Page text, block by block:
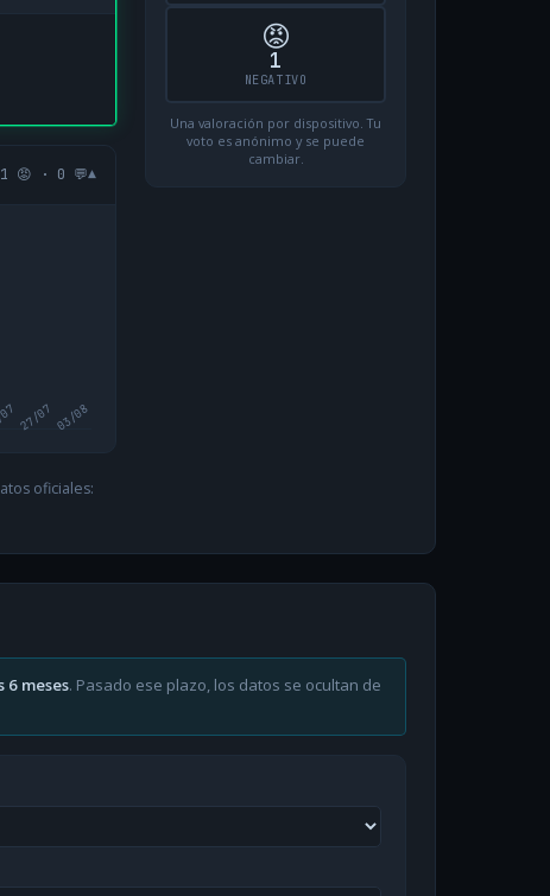
1 😡 · 0 💬▾
27/07 03/08
oficiales:
😡
1
NEGATIVO
Una valoración por dispositivo. Tu
voto es anónimo y se puede
cambiar.
6 meses. Pasado ese plazo, los datos se ocultan de